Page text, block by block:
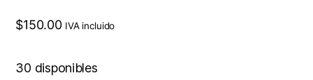
$150.00 IVA incluido
30 disponibles